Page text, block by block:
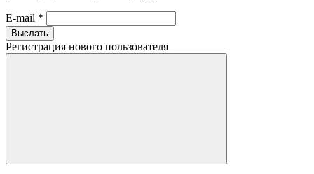
E-mail *
Выслать
Регистрация нового пользователя